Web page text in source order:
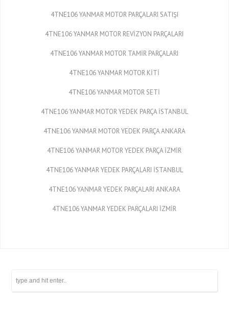
4TNE106 YANMAR MOTOR PARÇALARI SATIŞI
4TNE106 YANMAR MOTOR REVİZYON PARÇALARI
4TNE106 YANMAR MOTOR TAMİR PARÇALARI
4TNE106 YANMAR MOTOR KİTİ
4TNE106 YANMAR MOTOR SETİ
4TNE106 YANMAR MOTOR YEDEK PARÇA İSTANBUL
4TNE106 YANMAR MOTOR YEDEK PARÇA ANKARA
4TNE106 YANMAR MOTOR YEDEK PARÇA İZMİR
4TNE106 YANMAR YEDEK PARÇALARI İSTANBUL
4TNE106 YANMAR YEDEK PARÇALARI ANKARA
4TNE106 YANMAR YEDEK PARÇALARI İZMİR